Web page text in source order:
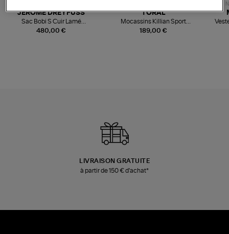
480,00 €
JEROME DREYFUSS
Sac Bobi S Cuir Lamé
Champagne
189,00 €
TORAL
Mocassins Killian Sport
Mousse
LIVRAISON GRATUITE
à partir de 150 € d'achat*